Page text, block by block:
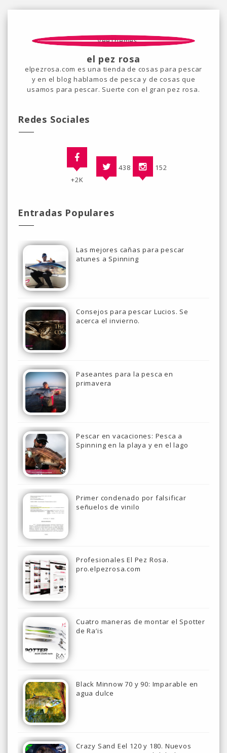
el pez rosa
elpezrosa.com es una tienda de cosas para pescar
y en el blog hablamos de pesca y de cosas que
usamos para pescar. Suerte con el gran pez rosa.
Redes Sociales
+2K
438 152
Entradas Populares
Las mejores cañas para pescar
atunes a Spinning
Consejos para pescar Lucios. Se
acerca el invierno.
Paseantes para la pesca en
primavera
Pescar en vacaciones: Pesca a
Spinning en la playa y en el lago
Primer condenado por falsificar
señuelos de vinilo
Profesionales El Pez Rosa.
pro.elpezrosa.com
Cuatro maneras de montar el Spotter
de Ra’is
Black Minnow 70 y 90: Imparable en
agua dulce
Crazy Sand Eel 120 y 180. Nuevos